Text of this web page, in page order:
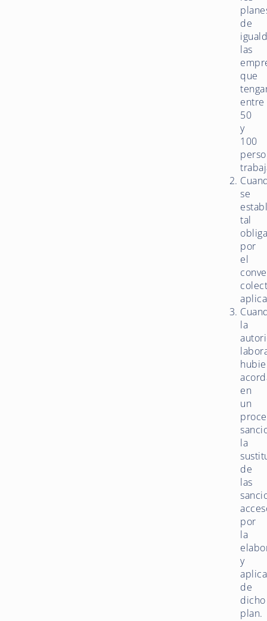
de
las
que
entre
50
y
100
se
tal
por
el
la
en
un
la
de
las
por
la
y
de
dicho
plan.